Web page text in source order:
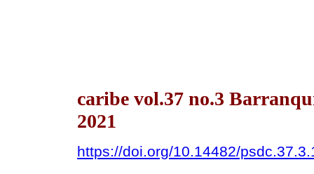
caribe vol.37 no.3
2021
https://doi.org/10.14482/